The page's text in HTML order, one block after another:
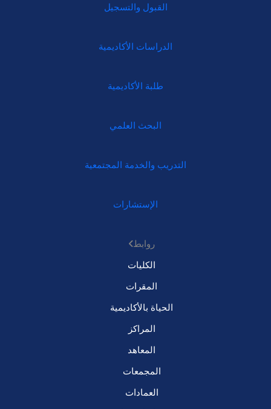
القبول والتسجيل
الدراسات الأكاديمية
طلبة الأكاديمية
البحث العلمي
التدريب والخدمة المجتمعية
الإستشارات
روابط
الكليات
المقرات
الحياة بالأكاديمية
المراكز
المعاهد
المجمعات
العمادات